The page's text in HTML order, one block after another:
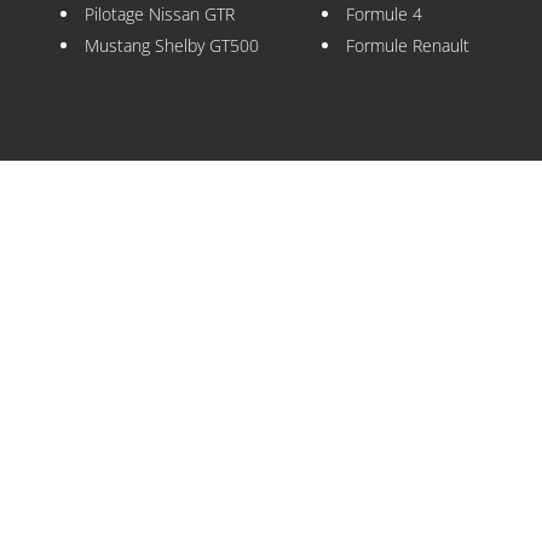
Pilotage Nissan GTR
Mustang Shelby GT500
Formule 4
Formule Renault